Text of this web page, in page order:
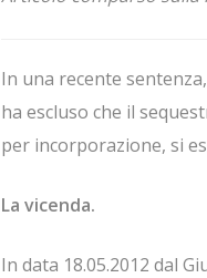
In una recente
ha escluso che il
per incorporazione, si
La vicenda.
In data 18.05.2012 dal